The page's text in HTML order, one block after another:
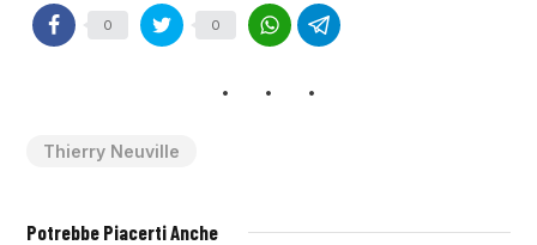
0 0
Thierry Neuville
Potrebbe Piacerti Anche